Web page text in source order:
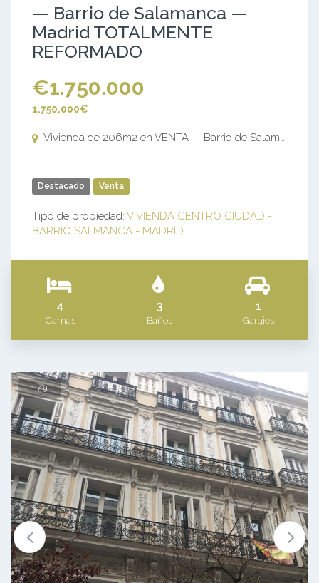
— Barrio de Salamanca —
Madrid TOTALMENTE
REFORMADO
€1.750.000
1.750.000€
Vivienda de 206m2 en VENTA — Barrio de Salamanca — Madrid TOTALMENTE REFORMADO
Destacado Venta
Tipo de propiedad: VIVIENDA CENTRO CIUDAD -
BARRIO SALMANCA - MADRID
4
Camas
3
Baños
1
Garajes
1 / 9